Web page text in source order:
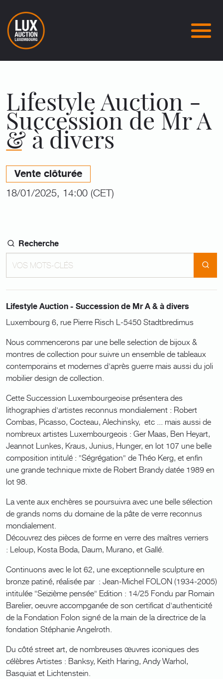
Lifestyle Auction -
Succession de Mr A
& à divers
Vente clôturée
18/01/2025, 14:00 (CET)
Recherche
Lifestyle Auction - Succession de Mr A & à divers
Luxembourg 6, rue Pierre Risch L-5450 Stadtbredimus
Nous commencerons par une belle selection de bijoux &
montres de collection pour suivre un ensemble de tableaux
contemporains et modernes d'après guerre mais aussi du joli
mobilier design de collection.
Cette Succession Luxembourgeoise présentera des
lithographies d'artistes reconnus mondialement : Robert
Combas, Picasso, Cocteau, Alechinsky, etc ... mais aussi de
nombreux artistes Luxembourgeois : Ger Maas, Ben Heyart,
Jeannot Lunkes, Kraus, Junius, Hunger, en lot 107 une belle
composition intitulé : "Ségrégation" de Théo Kerg, et enfin
une grande technique mixte de Robert Brandy datée 1989 en
lot 98.
La vente aux enchères se poursuivra avec une belle sélection
de grands noms du domaine de la pâte de verre reconnus
mondialement.
Découvrez des pièces de forme en verre des maîtres verriers
: Leloup, Kosta Boda, Daum, Murano, et Gallé.
Continuons avec le lot 62, une exceptionnelle sculpture en
bronze patiné, réalisée par : Jean-Michel FOLON (1934-2005)
intitulée "Seizième pensée" Edition : 14/25 Fondu par Romain
Barelier, oeuvre accompganée de son certificat d'authenticité
de la Fondation Folon signé de la main de la directrice de la
fondation Stéphanie Angelroth.
Du côté street art, de nombreuses œuvres iconiques des
célèbres Artistes : Banksy, Keith Haring, Andy Warhol,
Basquiat et Lichtenstein.